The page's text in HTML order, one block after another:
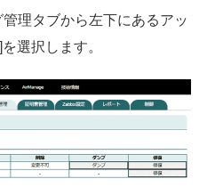
理タブから左下にあるアッ
選択します。